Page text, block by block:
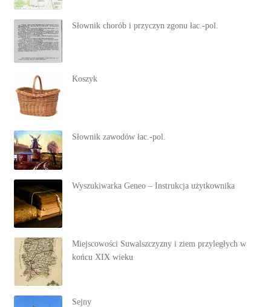
Słownik chorób i przyczyn zgonu łac.-pol.
Koszyk
Słownik zawodów łac.-pol.
Wyszukiwarka Geneo – Instrukcja użytkownika
Miejscowości Suwalszczyzny i ziem przyległych w
końcu XIX wieku
Sejny